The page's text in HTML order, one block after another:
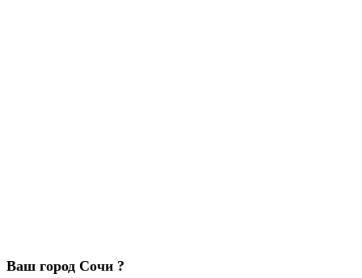
Ваш город Сочи ?